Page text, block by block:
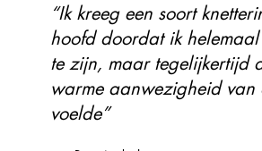
“Ik kreeg een soort
hoofd doordat ik
te zijn, maar tegelijkertijd
warme aanwezigheid van
voelde”